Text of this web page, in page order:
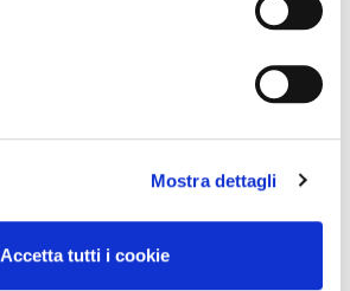
Mostra dettagli
Accetta tutti i cookie
soie mélangée light blu
109,00 €
-50%